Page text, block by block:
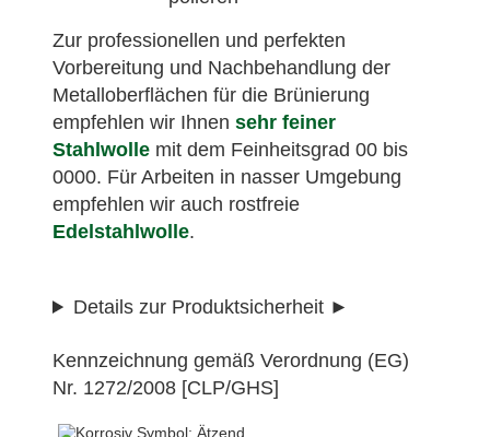
Zur professionellen und perfekten
Vorbereitung und Nachbehandlung der
Metalloberflächen für die Brünierung
empfehlen wir Ihnen sehr feiner
Stahlwolle mit dem Feinheitsgrad 00 bis
0000. Für Arbeiten in nasser Umgebung
empfehlen wir auch rostfreie
Edelstahlwolle.
Details zur Produktsicherheit
Kennzeichnung gemäß Verordnung (EG)
Nr. 1272/2008 [CLP/GHS]